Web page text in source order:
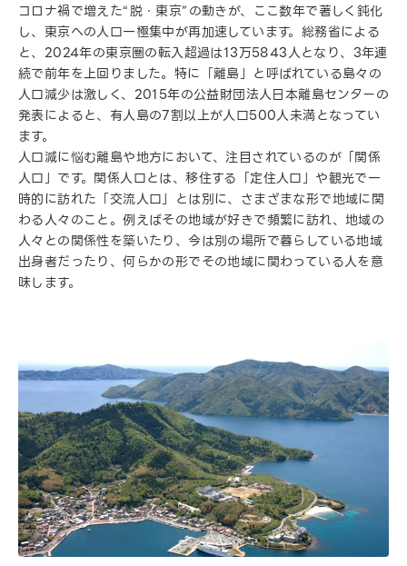
コロナ禍で増えた“脱・東京”の動きが、ここ数年で著しく鈍化
し、東京への人口一極集中が再加速しています。総務省による
と、2024年の東京圏の転入超過は13万5843人となり、3年連
続で前年を上回りました。特に「離島」と呼ばれている島々の
人口減少は激しく、2015年の公益財団法人日本離島センターの
発表によると、有人島の7割以上が人口500人未満となってい
ます。
人口減に悩む離島や地方において、注目されているのが「関係
人口」です。関係人口とは、移住する「定住人口」や観光で一
時的に訪れた「交流人口」とは別に、さまざまな形で地域に関
わる人々のこと。例えばその地域が好きで頻繁に訪れ、地域の
人々との関係性を築いたり、今は別の場所で暮らしている地域
出身者だったり、何らかの形でその地域に関わっている人を意
味します。